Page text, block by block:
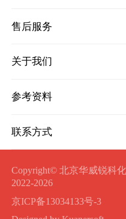
售后服务
关于我们
参考资料
联系方式
Copyright© 北京华威锐科
2022-2026
京ICP备13034133号-3